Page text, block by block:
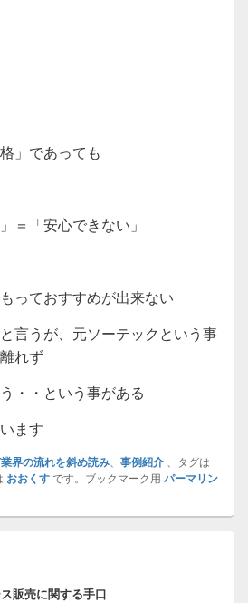
」であっても
＝「安心できない」
っておすすめが出来ない
言うが、元ソーテックという事
れず
・・という事がある
ます
界の流れを斜め読み 事例紹介 、タグは
おおくすです。ブックマーク用 パーマリン
販売に関する手口